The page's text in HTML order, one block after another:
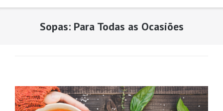
Sopas: Para Todas as Ocasiões